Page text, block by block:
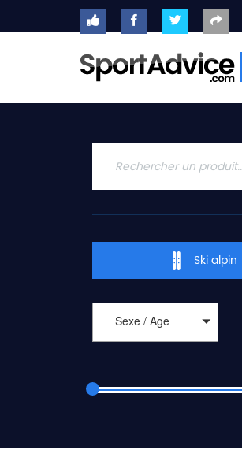
ACCUEIL
2020
CONSEILS
QUESTIONS
Ski alpin
Sexe / Age